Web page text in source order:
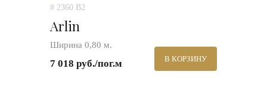
# 2360 B2
Arlin
Ширина 0,80 м.
7 018 руб./пог.м В КОРЗИНУ